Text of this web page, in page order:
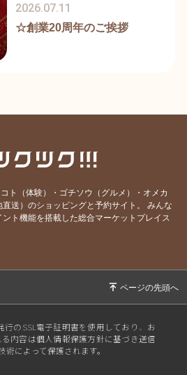
☆創業20周年のご挨拶
2026.07.11
ト（体験）・ゴチソウ（グルメ）・オメカ
送）のショッピングと予約サイト。
みんな
ト機能を搭載した総合マーケットプレイス
行のSSL電子証明書を使用しており、お
内容は個人情報保護方針に基づき送信
術によって保護されます。